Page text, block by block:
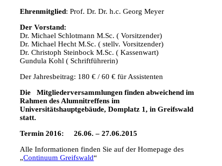
Ehrenmitglied: Prof. Dr. Dr. h.c. Georg Meyer
Der Vorstand:
Dr. Michael Schlotmann M.Sc. ( Vorsitzender)
Dr. Michael Hecht M.Sc. ( stellv. Vorsitzender)
Dr. Christoph Steinbock M.Sc. ( Kassenwart)
Gundula Kohl ( Schriftführerin)
Der Jahresbeitrag: 180 € / 60 € für Assistenten
Die Mitgliederversammlungen finden abweichend im
Rahmen des Alumnitreffens im
Universitätshauptgebäude, Domplatz 1, in Greifswald
statt.
Termin 2016: 26.06. – 27.06.2015
Alle Informationen finden Sie auf der Homepage des
„Continuum Greifswald“